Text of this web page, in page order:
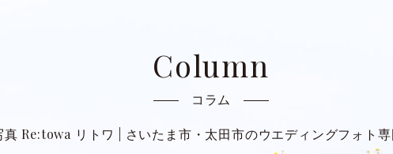
Column
コラム
真 Re:towa リトワ さいたま市・太田市のウエディングフォト